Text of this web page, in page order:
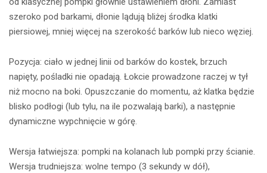
szeroko pod barkami, dłonie lądują bliżej środka klatki
piersiowej, mniej więcej na szerokość barków lub nieco węziej.
Pozycja: ciało w jednej linii od barków do kostek, brzuch
napięty, pośladki nie opadają. Łokcie prowadzone raczej w tył
niż mocno na boki. Opuszczanie do momentu, aż klatka będzie
blisko podłogi (lub tylu, na ile pozwalają barki), a następnie
dynamiczne wypchnięcie w górę.
Wersja łatwiejsza: pompki na kolanach lub pompki przy ścianie.
Wersja trudniejsza: wolne tempo (3 sekundy w dół),